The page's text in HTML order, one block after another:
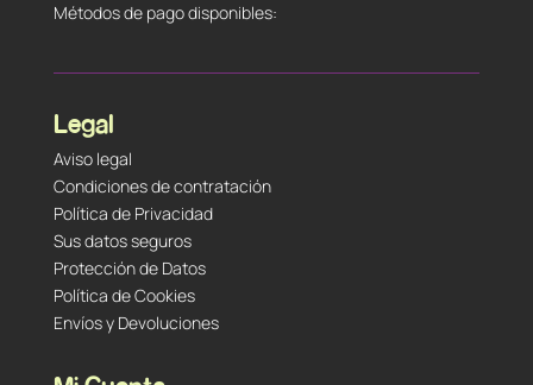
Métodos de pago disponibles:
Legal
Aviso legal
Condiciones de contratación
Política de Privacidad
Sus datos seguros
Protección de Datos
Política de Cookies
Envíos y Devoluciones